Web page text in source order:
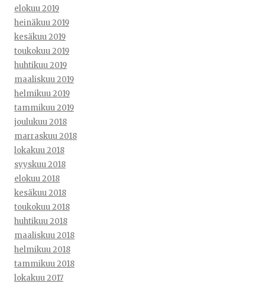
elokuu 2019
heinäkuu 2019
kesäkuu 2019
toukokuu 2019
huhtikuu 2019
maaliskuu 2019
helmikuu 2019
tammikuu 2019
joulukuu 2018
marraskuu 2018
lokakuu 2018
syyskuu 2018
elokuu 2018
kesäkuu 2018
toukokuu 2018
huhtikuu 2018
maaliskuu 2018
helmikuu 2018
tammikuu 2018
lokakuu 2017